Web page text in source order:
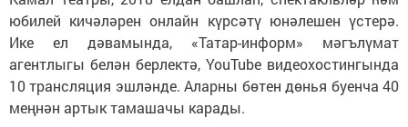
юбилей кичәләрен онлайн күрсәтү юнәлешен үстерә.
Ике ел дәвамында, «Татар-информ» мәгълүмат
агентлыгы белән берлектә, YouTube видеохостингында
10 трансляция эшләнде. Аларны бөтен дөнья буенча 40
меңнән артык тамашачы карады.